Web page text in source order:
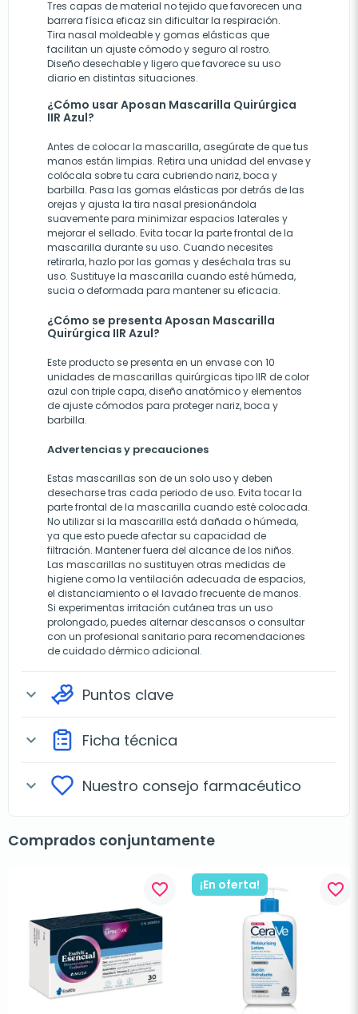
Tres capas de material no tejido que favorecen una
barrera física eficaz sin dificultar la respiración.
Tira nasal moldeable y gomas elásticas que
facilitan un ajuste cómodo y seguro al rostro.
Diseño desechable y ligero que favorece su uso
diario en distintas situaciones.
¿Cómo usar Aposan Mascarilla Quirúrgica
IIR Azul?
Antes de colocar la mascarilla, asegúrate de que tus
manos están limpias. Retira una unidad del envase y
colócala sobre tu cara cubriendo nariz, boca y
barbilla. Pasa las gomas elásticas por detrás de las
orejas y ajusta la tira nasal presionándola
suavemente para minimizar espacios laterales y
mejorar el sellado. Evita tocar la parte frontal de la
mascarilla durante su uso. Cuando necesites
retirarla, hazlo por las gomas y deséchala tras su
uso. Sustituye la mascarilla cuando esté húmeda,
sucia o deformada para mantener su eficacia.
¿Cómo se presenta Aposan Mascarilla
Quirúrgica IIR Azul?
Este producto se presenta en un envase con 10
unidades de mascarillas quirúrgicas tipo IIR de color
azul con triple capa, diseño anatómico y elementos
de ajuste cómodos para proteger nariz, boca y
barbilla.
Advertencias y precauciones
Estas mascarillas son de un solo uso y deben
desecharse tras cada periodo de uso. Evita tocar la
parte frontal de la mascarilla cuando esté colocada.
No utilizar si la mascarilla está dañada o húmeda,
ya que esto puede afectar su capacidad de
filtración. Mantener fuera del alcance de los niños.
Las mascarillas no sustituyen otras medidas de
higiene como la ventilación adecuada de espacios,
el distanciamiento o el lavado frecuente de manos.
Si experimentas irritación cutánea tras un uso
prolongado, puedes alternar descansos o consultar
con un profesional sanitario para recomendaciones
de cuidado dérmico adicional.
expand_more Puntos clave
expand_more Ficha técnica
expand_more Nuestro consejo farmacéutico
Comprados conjuntamente
favorite_border ¡En oferta! favorite_border